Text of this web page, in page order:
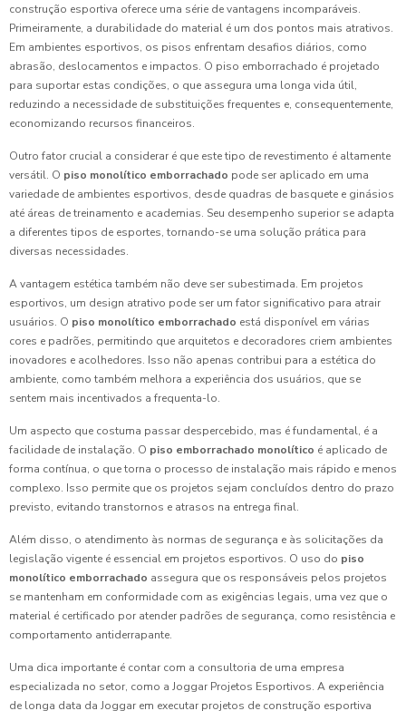
construção esportiva oferece uma série de vantagens incomparáveis.
Primeiramente, a durabilidade do material é um dos pontos mais atrativos.
Em ambientes esportivos, os pisos enfrentam desafios diários, como
abrasão, deslocamentos e impactos. O piso emborrachado é projetado
para suportar estas condições, o que assegura uma longa vida útil,
reduzindo a necessidade de substituições frequentes e, consequentemente,
economizando recursos financeiros.
Outro fator crucial a considerar é que este tipo de revestimento é altamente
versátil. O piso monolítico emborrachado pode ser aplicado em uma
variedade de ambientes esportivos, desde quadras de basquete e ginásios
até áreas de treinamento e academias. Seu desempenho superior se adapta
a diferentes tipos de esportes, tornando-se uma solução prática para
diversas necessidades.
A vantagem estética também não deve ser subestimada. Em projetos
esportivos, um design atrativo pode ser um fator significativo para atrair
usuários. O piso monolítico emborrachado está disponível em várias
cores e padrões, permitindo que arquitetos e decoradores criem ambientes
inovadores e acolhedores. Isso não apenas contribui para a estética do
ambiente, como também melhora a experiência dos usuários, que se
sentem mais incentivados a frequenta-lo.
Um aspecto que costuma passar despercebido, mas é fundamental, é a
facilidade de instalação. O piso emborrachado monolítico é aplicado de
forma contínua, o que torna o processo de instalação mais rápido e menos
complexo. Isso permite que os projetos sejam concluídos dentro do prazo
previsto, evitando transtornos e atrasos na entrega final.
Além disso, o atendimento às normas de segurança e às solicitações da
legislação vigente é essencial em projetos esportivos. O uso do piso
monolítico emborrachado assegura que os responsáveis pelos projetos
se mantenham em conformidade com as exigências legais, uma vez que o
material é certificado por atender padrões de segurança, como resistência e
comportamento antiderrapante.
Uma dica importante é contar com a consultoria de uma empresa
especializada no setor, como a Joggar Projetos Esportivos. A experiência
de longa data da Joggar em executar projetos de construção esportiva